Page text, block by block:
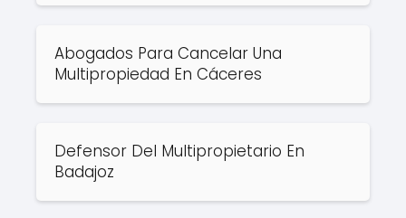
Abogados Para Cancelar Una
Multipropiedad En Cáceres
Defensor Del Multipropietario En
Badajoz